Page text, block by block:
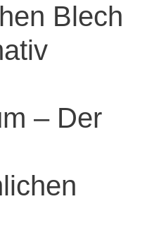
Blech
– Der